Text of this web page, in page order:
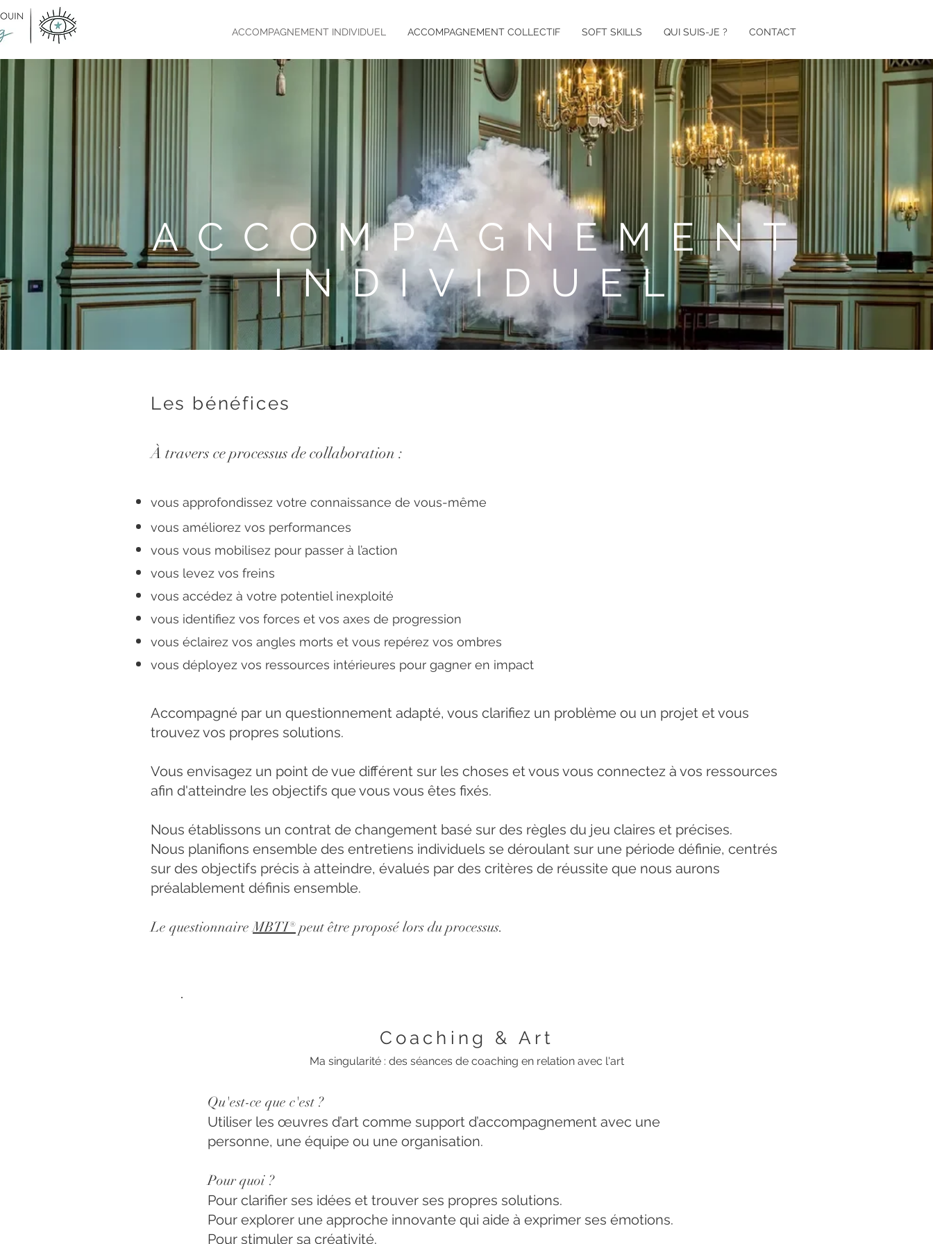
ACCOMPAGNEMENT INDIVIDUEL ACCOMPAGNEMENT COLLECTIF SOFT SKILLS QUI SUIS-JE ? CONTACT
ACCOMPAGNEMENT
INDIVIDUEL
Les bénéfices
À travers ce processus de collaboration :
vous approfondissez votre connaissance de vous-même
vous améliorez vos performances
vous vous mobilisez pour passer à l’action
vous levez vos freins
vous accédez à votre potentiel inexploité
​vous identifiez vos forces et vos axes de progression
vous éclairez vos angles morts et vous repérez vos ombres
vous déployez vos ressources intérieures pour gagner en impact
Accompagné par un questionnement adapté, vous clarifiez un problème ou un projet et vous
trouvez vos propres solutions.
Vous envisagez un point de vue différent sur les choses et vous vous connectez à vos ressources
afin d'atteindre les objectifs que vous vous êtes fixés.
Nous établissons un contrat de changement basé sur des règles du jeu claires et précises.
Nous planifions ensemble des entretiens individuels se déroulant sur une période définie, centrés
sur des objectifs précis à atteindre, évalués par des critères de réussite que nous aurons
préalablement définis ensemble.
Le questionnaireMBTI®peut être proposé lors du processus.
Coaching & Art
Ma singularité : des séances de coaching en relation avec l'art
Qu'est-ce que c'est ?
Utiliser les œuvres d’art comme support d’accompagnement avec une
personne, une équipe ou une organisation.
Pour quoi ?
Pour clarifier ses idées et trouver ses propres solutions.
Pour explorer une approche innovante qui aide à exprimer ses émotions.
Pour stimuler sa créativité.